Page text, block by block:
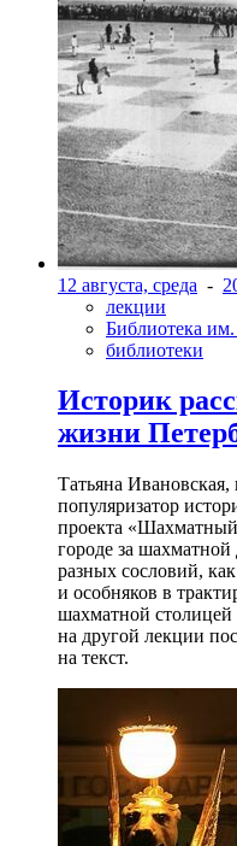
12 августа, среда -
лекции
Библиотека
библиотеки
Историк
жизни
Татьяна Ивановская,
популяризатор
проекта «Шахматный
городе за
разных сословий,
и особняков в
шахматной столицей
на другой лекции
на текст.